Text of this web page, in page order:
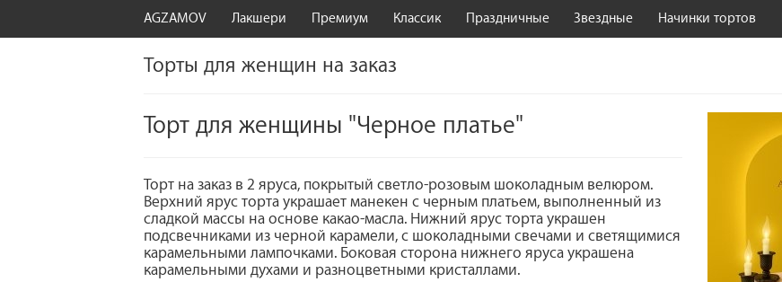
AGZAMOV Лакшери Премиум Классик Праздничные Звездные Начинки тортов
Торты для женщин на заказ
Торт для женщины "Черное платье"
Торт на заказ в 2 яруса, покрытый светло-розовым шоколадным велюром.
Верхний ярус торта украшает манекен с черным платьем, выполненный из
сладкой массы на основе какао-масла. Нижний ярус торта украшен
подсвечниками из черной карамели, с шоколадными свечами и светящимися
карамельными лампочками. Боковая сторона нижнего яруса украшена
карамельными духами и разноцветными кристаллами.